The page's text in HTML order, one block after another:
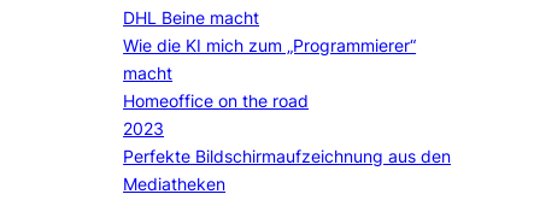
DHL Beine macht
Wie die KI mich zum „Programmierer“
macht
Homeoffice on the road
2023
Perfekte Bildschirmaufzeichnung aus den
Mediatheken